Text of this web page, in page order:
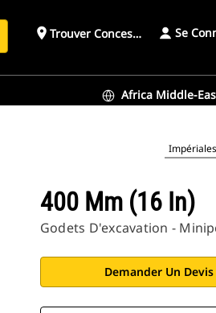
place Trouver ConcessionnaireSe
Africa Middle-
Impériales
400 Mm (16 In)
Godets D'excavation -
Demander Un Devis